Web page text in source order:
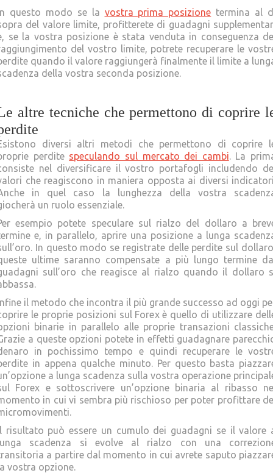
questo modo se la vostra prima posizione termina al
del valore limite, profitterete di guadagni
se la vostra posizione è stata venduta in conseguenza
del vostro limite, potrete recuperare le
quando il valore raggiungerà finalmente il limite a
della vostra seconda posizione.
altre tecniche che permettono di coprire
diversi altri metodi che permettono di coprire
perdite speculando sul mercato dei cambi. La
nel diversificare il vostro portafogli includendo
che reagiscono in maniera opposta ai diversi
in quel caso la lunghezza della vostra
un ruolo essenziale.
esempio potete speculare sul rialzo del dollaro a
e, in parallelo, aprire una posizione a lunga
In questo modo se registrate delle perdite sul
ultime saranno compensate a più lungo termine
sull’oro che reagisce al rialzo quando il dollaro
il metodo che incontra il più grande successo ad oggi
le proprie posizioni sul Forex è quello di utilizzare
binarie in parallelo alle proprie transazioni
a queste opzioni potete in effetti guadagnare
in pochissimo tempo e quindi recuperare le
in appena qualche minuto. Per questo basta
a lunga scadenza sulla vostra operazione
Forex e sottoscrivere un’opzione binaria al ribasso
in cui vi sembra più rischioso per poter profittare
risultato può essere un cumulo dei guadagni se il valore
scadenza si evolve al rialzo con una
a partire dal momento in cui avrete saputo
vostra opzione.